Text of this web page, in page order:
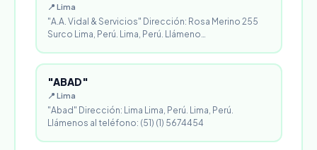
📍 Lima
"A.A. Vidal & Servicios" Dirección: Rosa Merino 255
Surco Lima, Perú. Lima, Perú. Llámeno…
"ABAD"
📍 Lima
"Abad" Dirección: Lima Lima, Perú. Lima, Perú.
Llámenos al teléfono: (51) (1) 5674454